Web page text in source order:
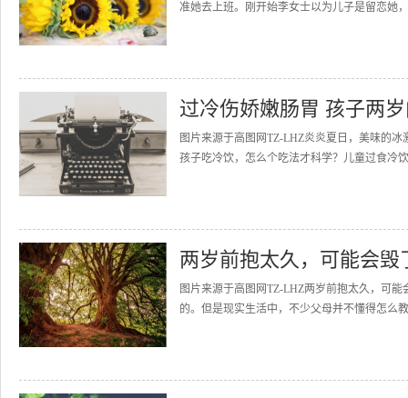
准她去上班。刚开始李女士以为儿子是留恋她
过冷伤娇嫩肠胃 孩子两
图片来源于高图网TZ-LHZ炎炎夏日，美味的
孩子吃冷饮，怎么个吃法才科学？儿童过食冷
两岁前抱太久，可能会毁
图片来源于高图网TZ-LHZ两岁前抱太久，可
的。但是现实生活中，不少父母并不懂得怎么